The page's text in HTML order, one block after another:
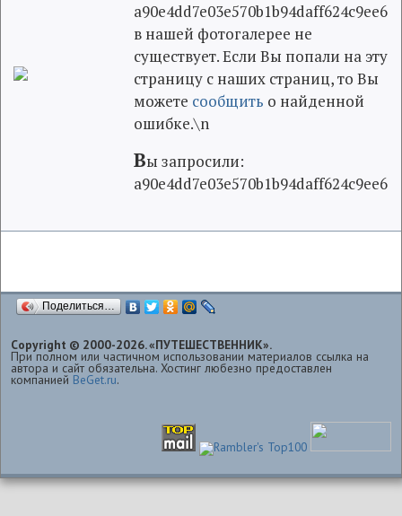
a90e4dd7e03e570b1b94daff624c9ee6
в нашей фотогалерее не
существует. Если Вы попали на эту
страницу с наших страниц, то Вы
можете сообщить о найденной
ошибке.\n
Вы запросили:
a90e4dd7e03e570b1b94daff624c9ee6
Поделиться…
Copyright © 2000-2026. «ПУТЕШЕСТВЕННИК».
При полном или частичном использовании материалов ссылка на
автора и сайт обязательна. Хостинг любезно предоставлен
компанией BeGet.ru.